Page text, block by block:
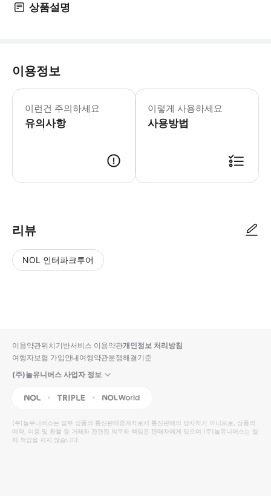
상품설명
이용정보
이런건 주의하세요
유의사항
세인트 폴 대성당은 현재 예배가 진행
성 바울 대성당을 방문해 대성당 내
휴무일: 일요일 2026년 3월 15일-10
* 웰링턴 공작, 윈스턴 처칠 등 영국
- Tips:
이렇게 사용하세요
사용방법
리뷰
NOL 인터파크투어
입니
다.
높
은
순
동
영
상
순
상
이용약관위치기반서비스 이용약관개인정보 처리방침
여행자보험 가입안내여행약관분쟁해결기준
(주)놀유니버스 사업자 정보
NOL Triple Interpark Global
(주)놀유니버스는 일부 상품의 통신판매중개자로서 통신판매의 당사자가 아니므로, 상품의
예약, 이용 및 환불 등 거래와 관련된 의무와 책임은 판매자에게 있으며 (주)놀유니버스는 일
체 책임을 지지 않습니다.